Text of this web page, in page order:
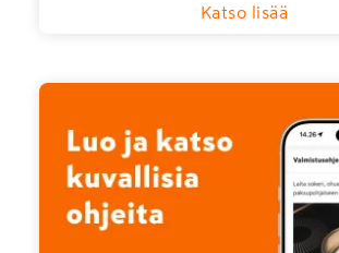
Katso lisää